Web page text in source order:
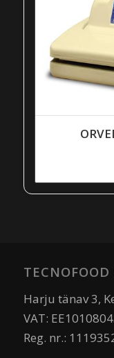
TECNOFOOD
Harju tänav 3,
VAT:
Reg. nr.: